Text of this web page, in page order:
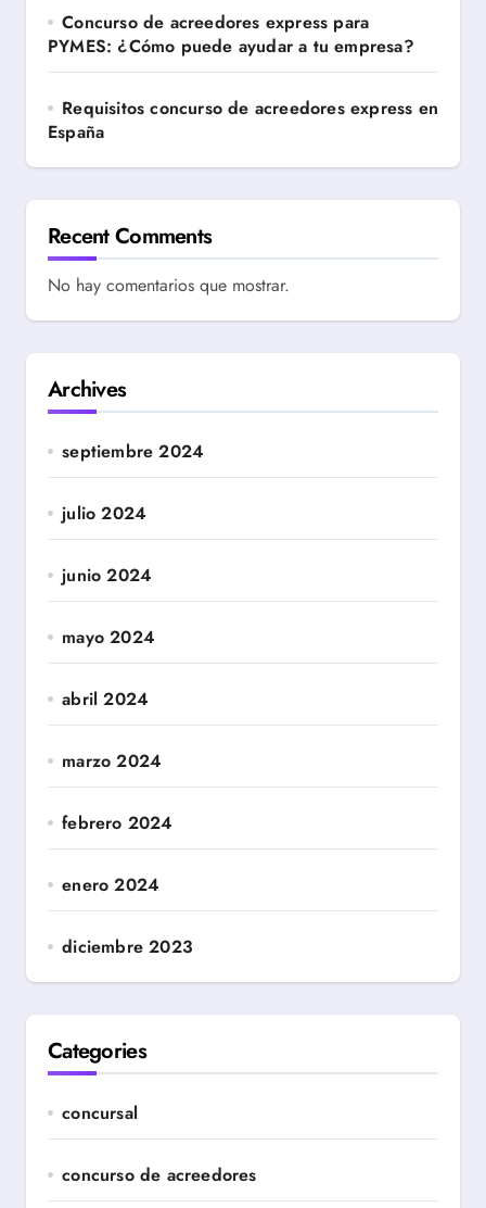
Concurso de acreedores express para
PYMES: ¿Cómo puede ayudar a tu empresa?
Requisitos concurso de acreedores express en
España
Recent Comments
No hay comentarios que mostrar.
Archives
septiembre 2024
julio 2024
junio 2024
mayo 2024
abril 2024
marzo 2024
febrero 2024
enero 2024
diciembre 2023
Categories
concursal
concurso de acreedores